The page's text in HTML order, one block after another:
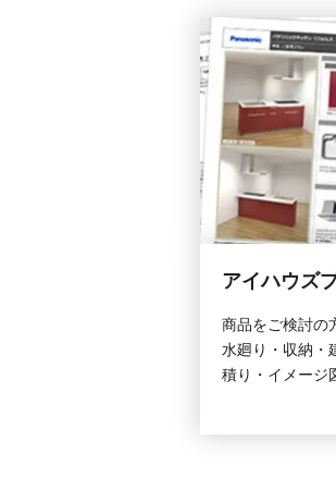
アイハウズ
商品をご検討の
水廻り・収納・
積り・イメージ